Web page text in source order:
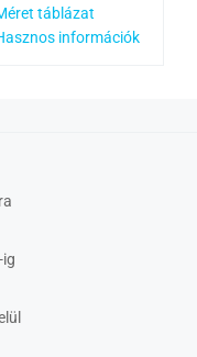
táblázat
információk